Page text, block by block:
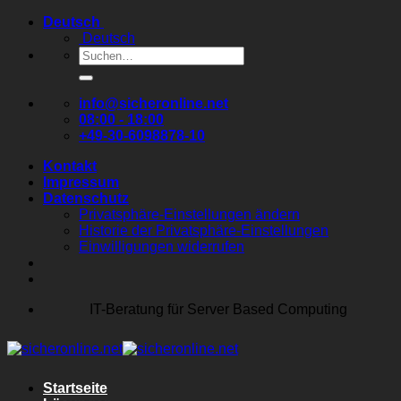
Zum
springen
Deutsch
Deutsch
Suchen
nach:
info@sicheronline.net
08:00 - 18:00
+49-30-6098878-10
Kontakt
Impressum
Datenschutz
Privatsphäre-Einstellungen ändern
Historie der Privatsphäre-Einstellungen
Einwilligungen widerrufen
IT-Beratung für Server Based Computing
Startseite